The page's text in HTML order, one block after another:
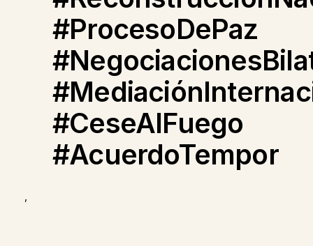
#ProcesoDePaz
#CeseAlFuego
#AcuerdoTempor